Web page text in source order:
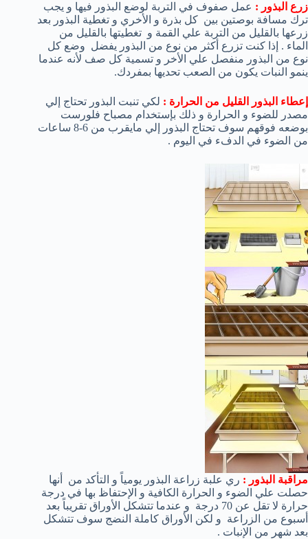
زرع البذور : عمل صفوف في التربة لوضع البذور فيها و يجب
ترك مسافة بوصتين بين كل بذرة و الأخري و تغطية البذور بعد
زرعها بالقليل من التربة علي القمة و تغطيتها بالقليل من
الماء . إذا كنت تزرع أكثر من نوع من البذور يفضل وضع كل
نوع من البذور منفصل علي الأخر و تسمية كل صف لأنه عندما
ينمو النبات يكون من الصعب تحديها بمفردك.
إعطاء البذور القليل من الحرارة : لكي تنبت البذور تحتاج إلي
مصدر للضوء و الحرارة و ذلك بإستخدام مصباح فلورست
بوضعه فوقهم سوف تحتاج البذور إلي مايقرب من 6-8 ساعات
من الضوء في الدفء في اليوم .
مراقبة البذور : ري علبة زراعة البذور يومياً و التأكد من أنها
حصلت علي الضوء و الحرارة الكافية و الإحتفاظ بها في درجة
حرارة لا تقل عن 70 درجة و عندما تتشكل الأوراق تقريباً بعد
أسبوع من الزراعة و لكن الأوراق كاملة النضج سوف تتشكل
بعد شهر من الإنبات .